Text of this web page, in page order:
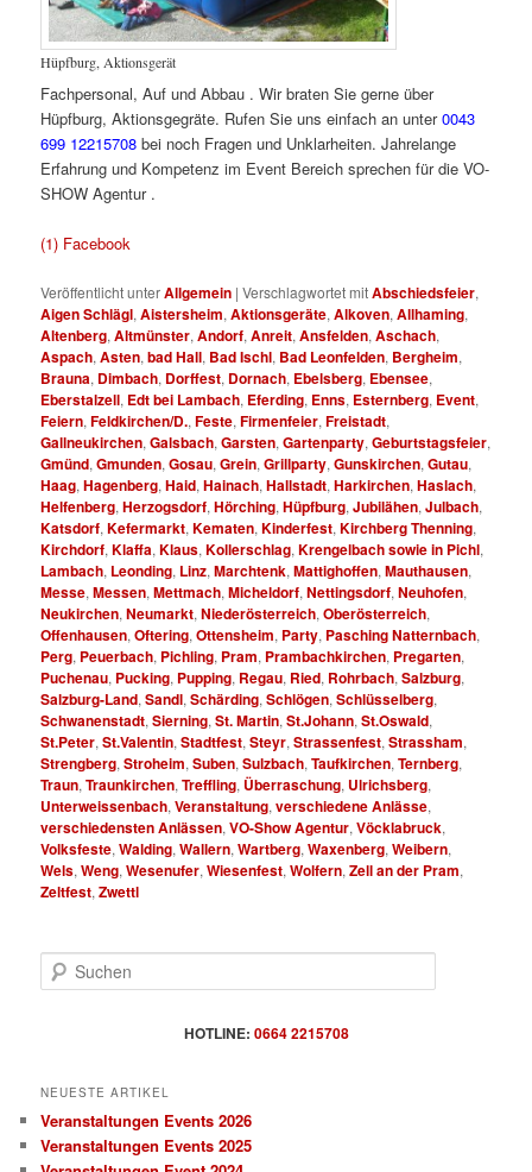
Hüpfburg, Aktionsgerät
Fachpersonal, Auf und Abbau . Wir braten Sie gerne über
Hüpfburg, Aktionsgegräte. Rufen Sie uns einfach an unter0043
699 12215708 bei noch Fragen und Unklarheiten. Jahrelange
Erfahrung und Kompetenz im Event Bereich sprechen für die VO-
SHOW Agentur .
(1) Facebook
Veröffentlicht unterAllgemein |Verschlagwortet mitAbschiedsfeier,
Aigen Schlägl,Aistersheim,Aktionsgeräte,Alkoven,Allhaming,
Altenberg,Altmünster,Andorf,Anreit,Ansfelden,Aschach,
Aspach,Asten,bad Hall, Bad Ischl, Bad Leonfelden, Bergheim,
Brauna, Dimbach, Dorffest, Dornach, Ebelsberg, Ebensee,
Eberstalzell, Edt bei Lambach, Eferding, Enns, Esternberg, Event,
Feiern,Feldkirchen/D.,Feste,Firmenfeier,Freistadt,
Gallneukirchen,Galsbach,Garsten,Gartenparty,Geburtstagsfeier,
Gmünd,Gmunden,Gosau,Grein,Grillparty,Gunskirchen,Gutau,
Haag,Hagenberg,Haid,Hainach,Hallstadt,Harkirchen,Haslach,
Helfenberg,Herzogsdorf,Hörching,Hüpfburg,Jubilähen,Julbach,
Katsdorf,Kefermarkt,Kematen,Kinderfest,Kirchberg Thenning,
Kirchdorf,Klaffa,Klaus,Kollerschlag,Krengelbach sowie in Pichl,
Lambach, Leonding, Linz,Marchtenk,Mattighoffen,Mauthausen,
Messe,Messen,Mettmach,Micheldorf,Nettingsdorf,Neuhofen,
Neukirchen,Neumarkt,Niederösterreich,Oberösterreich,
Offenhausen,Oftering,Ottensheim, Party, Pasching Natternbach,
Perg, Peuerbach, Pichling, Pram, Prambachkirchen, Pregarten,
Puchenau, Pucking, Pupping, Regau, Ried, Rohrbach,Salzburg,
Salzburg-Land,Sandl,Schärding,Schlögen,Schlüsselberg,
Schwanenstadt,Sierning,St. Martin,St.Johann,St.Oswald,
St.Peter,St.Valentin,Stadtfest,Steyr,Strassenfest,Strassham,
Strengberg,Stroheim,Suben,Sulzbach,Taufkirchen,Ternberg,
Traun,Traunkirchen,Treffling, Überraschung, Ulrichsberg,
Unterweissenbach,Veranstaltung,verschiedene Anlässe,
verschiedensten Anlässen,VO-Show Agentur,Vöcklabruck,
Volksfeste,Walding,Wallern,Wartberg,Waxenberg,Weibern,
Wels,Weng,Wesenufer,Wiesenfest,Wolfern,Zell an der Pram,
Zeltfest,Zwettl
u
HOTLINE: 0664 2215708
NEUESTE ARTIKEL
Veranstaltungen Events 2026
Veranstaltungen Events 2025